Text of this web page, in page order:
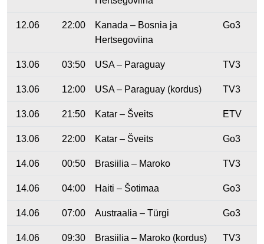
12.06 22:00
Kanada – Bosnia ja
Hertsegoviina
Go3
13.06 03:50 USA – Paraguay TV3
13.06 12:00 USA – Paraguay (kordus) TV3
13.06 21:50 Katar – Šveits ETV
13.06 22:00 Katar – Šveits Go3
14.06 00:50 Brasiilia – Maroko TV3
14.06 04:00 Haiti – Šotimaa Go3
14.06 07:00 Austraalia – Türgi Go3
14.06 09:30 Brasiilia – Maroko (kordus) TV3